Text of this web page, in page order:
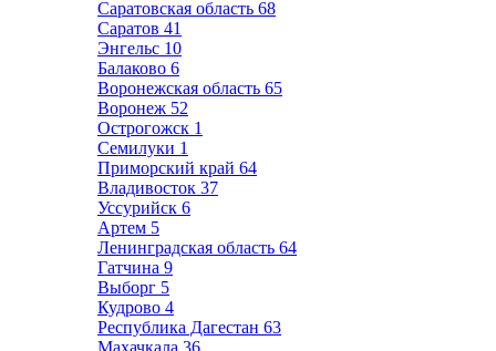
Саратовская область 68
Саратов 41
Энгельс 10
Балаково 6
Воронежская область 65
Воронеж 52
Острогожск 1
Семилуки 1
Приморский край 64
Владивосток 37
Уссурийск 6
Артем 5
Ленинградская область 64
Гатчина 9
Выборг 5
Кудрово 4
Республика Дагестан 63
Махачкала 36